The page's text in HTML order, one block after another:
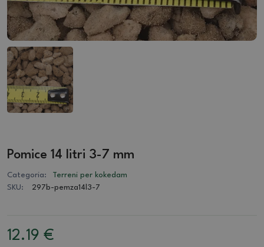
Pomice 14 litri 3-7 mm
Categoria:
Terreni per kokedam
SKU:
297b-pemza14l3-7
12.19 €